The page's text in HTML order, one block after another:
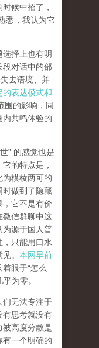
候中招了，
悉，我认为它
选择上也有明
段对话中的部
去语境、并
的表达模式和
围的影响，同
内共鸣体验的
” 的感觉也是
的特点是，
为模棱两可的
时做到了隐藏
它不是有价
微信群聊中这
为源于国人普
只能用口水
。 本网早前
着眼于“怎么
为零。
们无法专注于
有思考就没有
高度分散是
一个明确的